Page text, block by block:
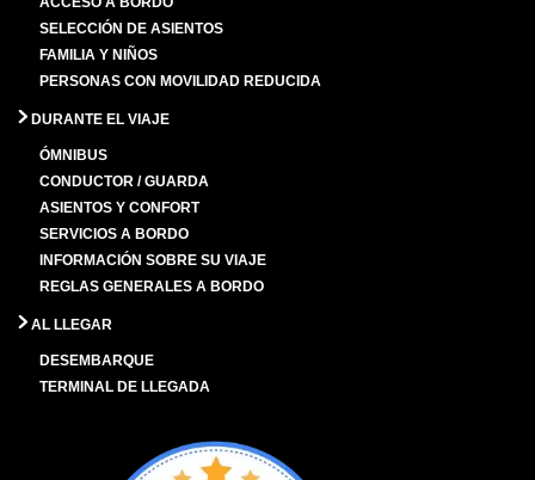
SELECCIÓN DE ASIENTOS
FAMILIA Y NIÑOS
PERSONAS CON MOVILIDAD REDUCIDA
DURANTE EL VIAJE
ÓMNIBUS
CONDUCTOR / GUARDA
ASIENTOS Y CONFORT
SERVICIOS A BORDO
INFORMACIÓN SOBRE SU VIAJE
REGLAS GENERALES A BORDO
AL LLEGAR
DESEMBARQUE
TERMINAL DE LLEGADA